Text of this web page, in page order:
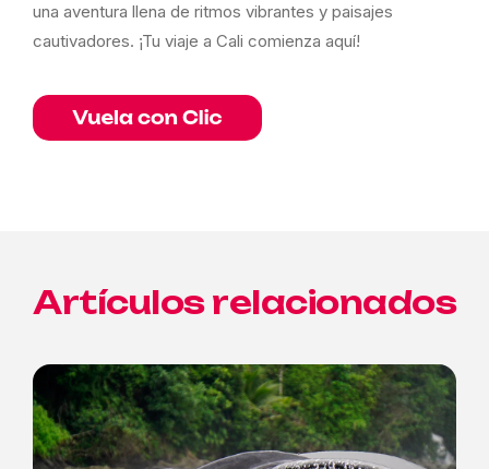
una aventura llena de ritmos vibrantes y paisajes
cautivadores. ¡Tu viaje a Cali comienza aquí!
Artículos relacionados